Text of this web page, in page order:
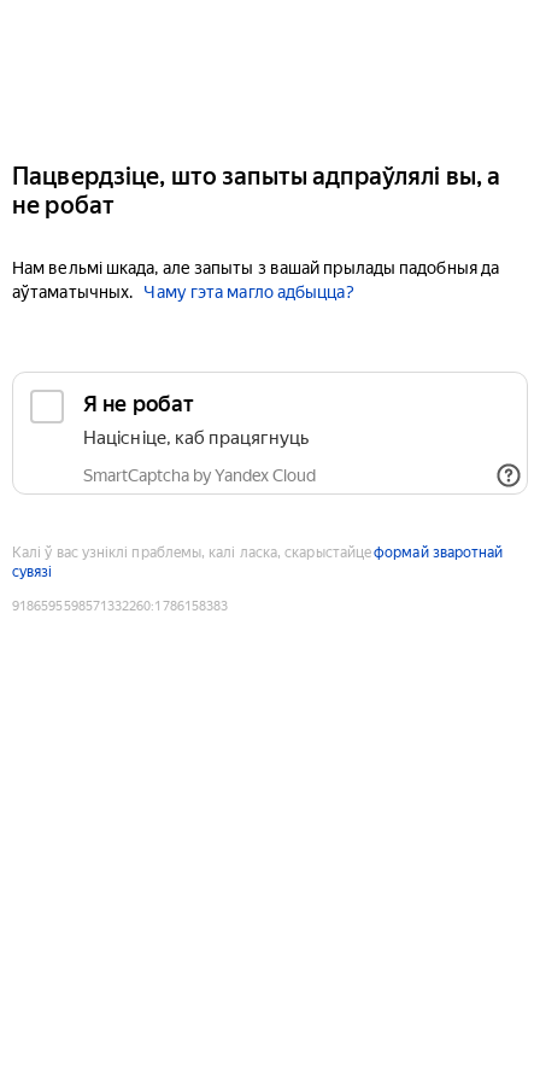
Пацвердзіце, што запыты адпраўлялі вы, а
не робат
Нам вельмі шкада, але запыты з вашай прылады падобныя да
аўтаматычных.
Чаму гэта магло адбыцца?
Я не робат
Націсніце, каб працягнуць
SmartCaptcha by Yandex Cloud
Калі ў вас узніклі праблемы, калі ласка, скарыстайцеформай зваротнай
сувязі
9186595598571332260:1786158383